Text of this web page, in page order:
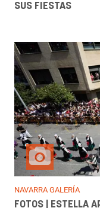
SUS FIESTAS
NAVARRA GALERÍA
FOTOS | ESTELLA